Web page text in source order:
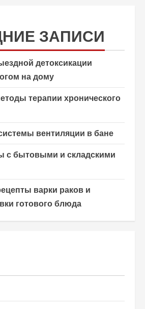
ЗАПИСИ
детоксикации
на дому
терапии хронического
вентиляции в бане
с бытовыми и складскими
варки раков и
готового блюда